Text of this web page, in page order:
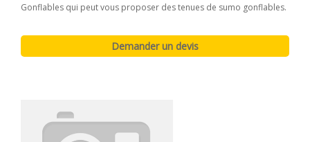
Gonflables qui peut vous proposer des tenues de sumo gonflables.